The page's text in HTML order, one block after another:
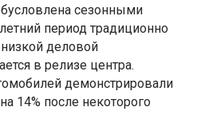
сезонными
период традиционно
низкой деловой
в релизе центра.
демонстрировали
14% после некоторого